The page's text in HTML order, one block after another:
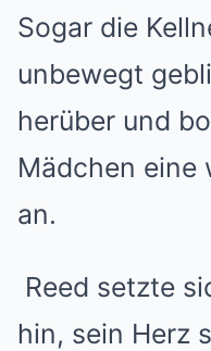
Sogar die
unbewegt
herüber und
Mädchen eine
an.
Reed setzte
hin, sein Herz